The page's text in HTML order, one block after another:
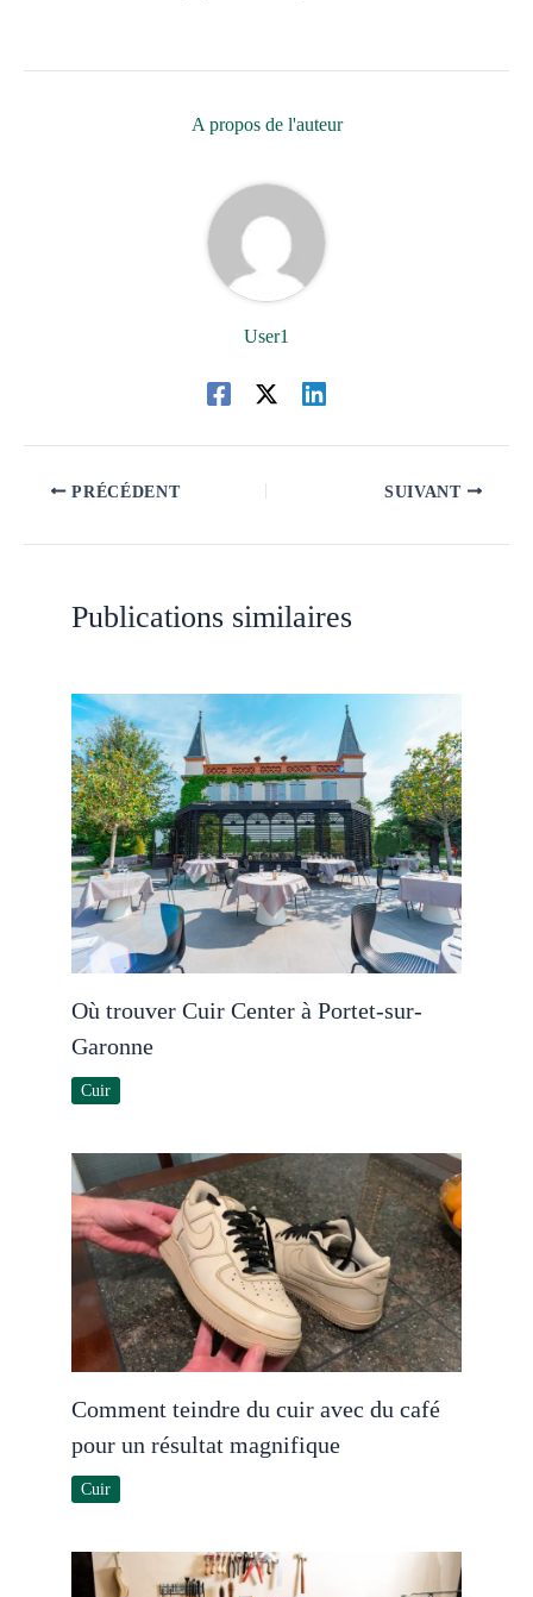
A propos de l'auteur
User1
PRÉCÉDENT SUIVANT
Publications similaires
Où trouver Cuir Center à Portet-sur-
Garonne
Cuir
Comment teindre du cuir avec du café
pour un résultat magnifique
Cuir